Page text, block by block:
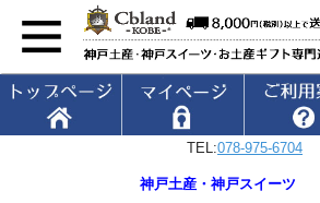
TEL:078-975-6704
神戸土産・神戸スイーツ